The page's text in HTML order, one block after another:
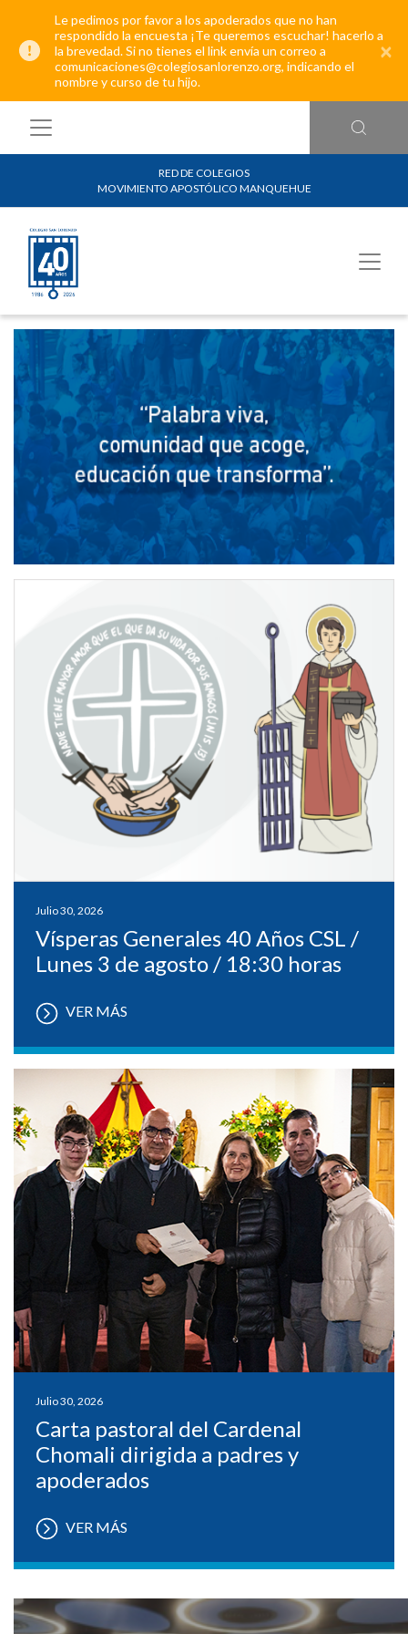
Le pedimos por favor a los apoderados que no han
respondido la encuesta ¡Te queremos escuchar! hacerlo a
la brevedad. Si no tienes el link envía un correo a
comunicaciones@colegiosanlorenzo.org, indicando el
nombre y curso de tu hijo.
×
RED DE COLEGIOS
MOVIMIENTO APOSTÓLICO MANQUEHUE
Julio 30, 2026
Vísperas Generales 40 Años CSL /
Lunes 3 de agosto / 18:30 horas
VER MÁS
Julio 30, 2026
Carta pastoral del Cardenal
Chomali dirigida a padres y
apoderados
VER MÁS